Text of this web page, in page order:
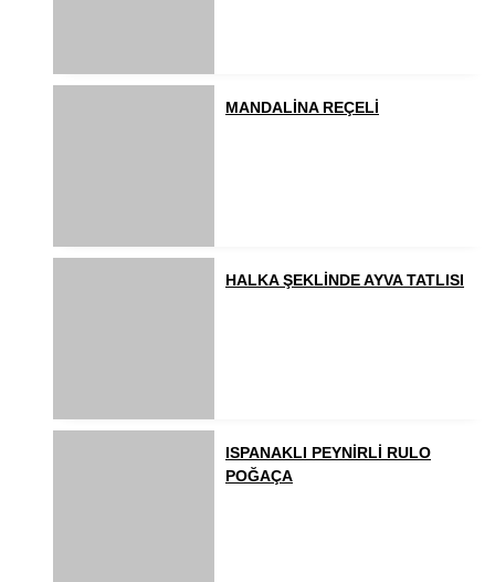
MANDALİNA REÇELİ
HALKA ŞEKLİNDE AYVA TATLISI
ISPANAKLI PEYNİRLİ RULO
POĞAÇA